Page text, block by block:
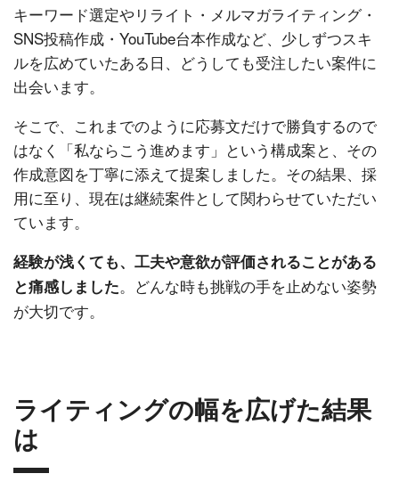
キーワード選定やリライト・メルマガライティング・
SNS投稿作成・YouTube台本作成など、少しずつスキ
ルを広めていたある日、どうしても受注したい案件に
出会います。
そこで、これまでのように応募文だけで勝負するので
はなく「私ならこう進めます」という構成案と、その
作成意図を丁寧に添えて提案しました。その結果、採
用に至り、現在は継続案件として関わらせていただい
ています。
経験が浅くても、工夫や意欲が評価されることがある
と痛感しました。どんな時も挑戦の手を止めない姿勢
が大切です。
ライティングの幅を広げた結果
は